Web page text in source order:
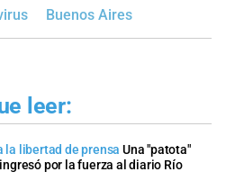
Buenos Aires
leer:
la libertad de prensa Una "patota"
por la fuerza al diario Río